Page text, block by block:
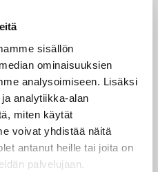
sisällön
ominaisuuksien
analysoimiseen. Lisäksi
analytiikka-alan
miten käytät
voivat yhdistää näitä
antanut heille tai joita on
palvelujaan.
ja järjestöjen
muutoksia, vaan
sekä
edelleen
sen kehittämistä.